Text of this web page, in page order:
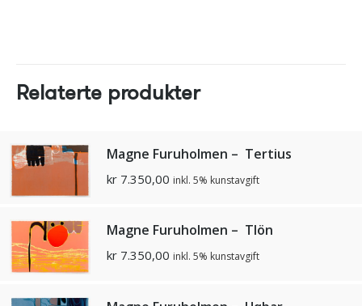
Relaterte produkter
Magne Furuholmen – Tertius
kr 7.350,00 inkl. 5% kunstavgift
Magne Furuholmen – Tlön
kr 7.350,00 inkl. 5% kunstavgift